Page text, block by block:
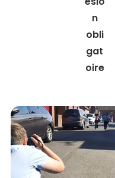
n
obli
gat
oire